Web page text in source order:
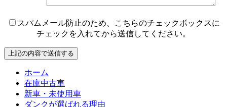
スパムメール防止のため、こちらのチェックボックスに
チェックを入れてから送信してください。
ホーム
在庫中古車
新車・未使用車
ダンクが選ばれる理由